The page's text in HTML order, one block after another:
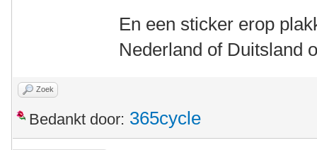
En een sticker erop
Nederland of Duitsland
Zoek
Bedankt door: 365cycle